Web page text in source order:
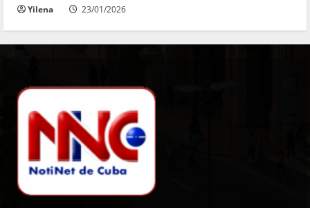
Yilena 23/01/2026